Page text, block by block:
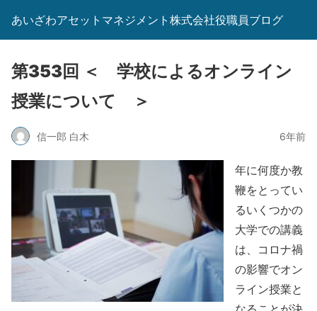
あいざわアセットマネジメント株式会社役職員ブログ
第353回 ＜ 学校によるオンライン
授業について ＞
信一郎 白木 6年前
年に何度か教
鞭をとってい
るいくつかの
大学での講義
は、コロナ禍
の影響でオン
ライン授業と